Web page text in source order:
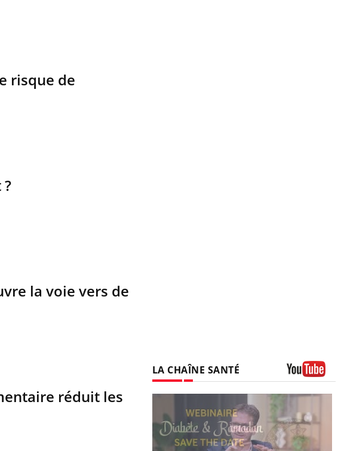
risque de
la voie vers de
réduit les
LA CHAÎNE SANTÉ